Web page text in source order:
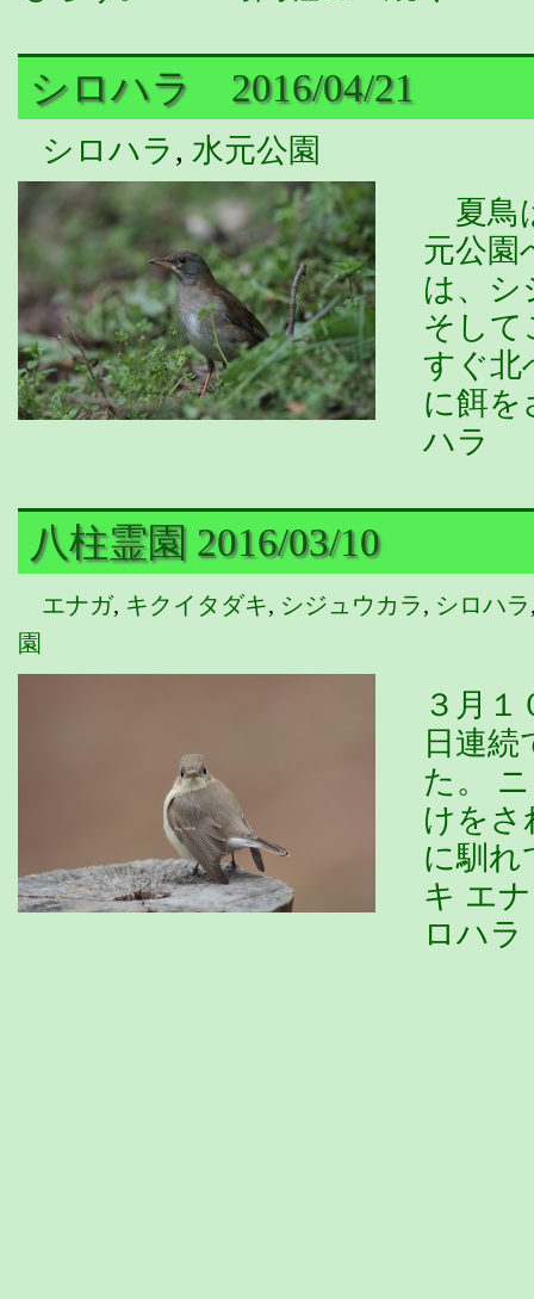
シロハラ 2016/04/21
シロハラ , 水元公園
夏鳥
元公園
は、シ
そして
すぐ北
に餌を
ハラ
八柱霊園 2016/03/10
エナガ, キクイタダキ, シジュウカラ, シロハラ
園
３月１
日連
た。
けをさ
に馴れ
キ エ
ロハラ